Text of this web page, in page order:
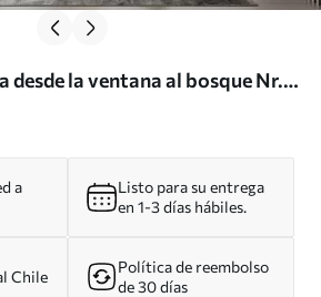
la ventana al bosque Nr.
a
Listo para su entrega
en 1-3 días hábiles.
Chile
Política de reembolso
de 30 días